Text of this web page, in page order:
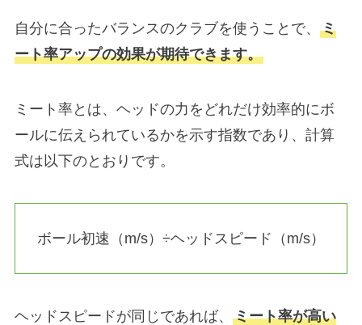
自分に合ったバランスのクラブを使うことで、 ミ
ート率アップの効果が期待できます。
ミート率とは、ヘッドの力をどれだけ効率的にボ
ールに伝えられているかを示す指数であり、計算
式は以下のとおりです。
ボール初速（m/s）÷ヘッドスピード（m/s）
ヘッドスピードが同じであれば、 ミート率が高い